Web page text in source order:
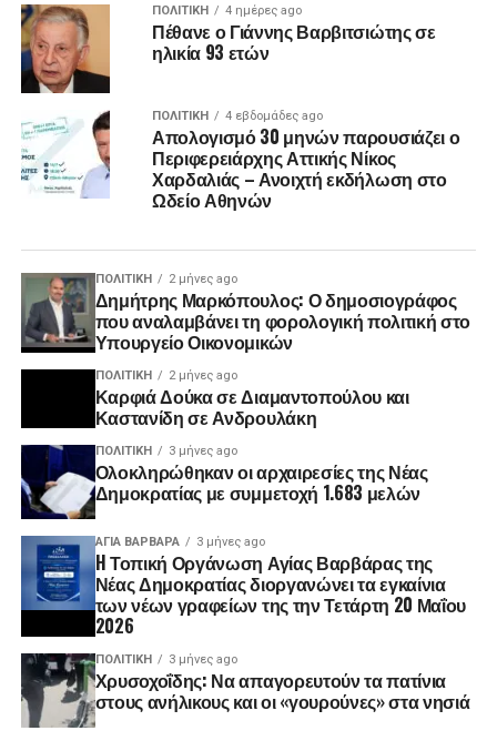
ΠΟΛΙΤΙΚΉ 4 ημέρες ago
Πέθανε ο Γιάννης Βαρβιτσιώτης σε
ηλικία 93 ετών
ΠΟΛΙΤΙΚΉ 4 εβδομάδες ago
Απολογισμό 30 μηνών παρουσιάζει ο
Περιφερειάρχης Αττικής Νίκος
Χαρδαλιάς – Ανοιχτή εκδήλωση στο
Ωδείο Αθηνών
ΠΟΛΙΤΙΚΉ 2 μήνες ago
Δημήτρης Μαρκόπουλος: Ο δημοσιογράφος
που αναλαμβάνει τη φορολογική πολιτική στο
Υπουργείο Οικονομικών
ΠΟΛΙΤΙΚΉ 2 μήνες ago
Καρφιά Δούκα σε Διαμαντοπούλου και
Καστανίδη σε Ανδρουλάκη
ΠΟΛΙΤΙΚΉ 3 μήνες ago
Ολοκληρώθηκαν οι αρχαιρεσίες της Νέας
Δημοκρατίας με συμμετοχή 1.683 μελών
ΑΓΙΑ ΒΑΡΒΑΡΑ 3 μήνες ago
H Τοπική Οργάνωση Αγίας Βαρβάρας της
Νέας Δημοκρατίας διοργανώνει τα εγκαίνια
των νέων γραφείων της την Τετάρτη 20 Μαΐου
2026
ΠΟΛΙΤΙΚΉ 3 μήνες ago
Χρυσοχοΐδης: Να απαγορευτούν τα πατίνια
στους ανήλικους και οι «γουρούνες» στα νησιά